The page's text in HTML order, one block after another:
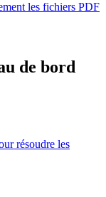
les fichiers PDF
de bord
résoudre les